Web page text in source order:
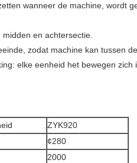
wanneer de machine, wordt
en achtersectie.
zodat machine kan tussen
elke eenheid het bewegen zich
ZYK920
¢280
2000